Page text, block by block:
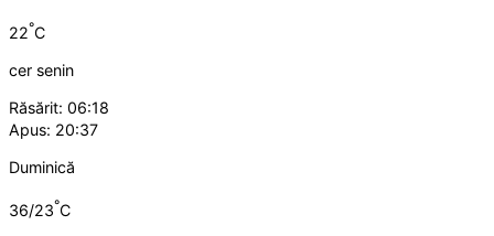
22°C
cer senin
Răsărit: 06:18
Apus: 20:37
Duminică
36/23°C